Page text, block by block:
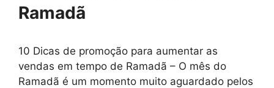
Ramadã
10 Dicas de promoção para aumentar as
vendas em tempo de Ramadã – O mês do
Ramadã é um momento muito aguardado pelos